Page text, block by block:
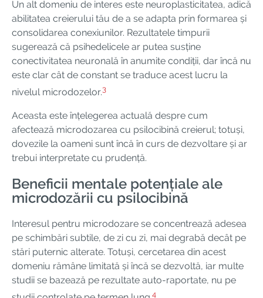
Un alt domeniu de interes este neuroplasticitatea, adică
abilitatea creierului tău de a se adapta prin formarea și
consolidarea conexiunilor. Rezultatele timpurii
sugerează că psihedelicele ar putea susține
conectivitatea neuronală în anumite condiții, dar încă nu
este clar cât de constant se traduce acest lucru la
nivelul microdozelor.3
Aceasta este înțelegerea actuală despre cum
afectează microdozarea cu psilocibină creierul; totuși,
dovezile la oameni sunt încă în curs de dezvoltare și ar
trebui interpretate cu prudență.
Beneficii mentale potențiale ale
microdozării cu psilocibină
Interesul pentru microdozare se concentrează adesea
pe schimbări subtile, de zi cu zi, mai degrabă decât pe
stări puternic alterate. Totuși, cercetarea din acest
domeniu rămâne limitată și încă se dezvoltă, iar multe
studii se bazează pe rezultate auto-raportate, nu pe
4